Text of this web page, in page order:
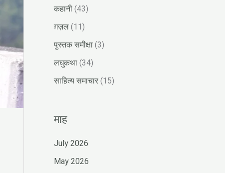
कहानी(43)
ग़ज़ल(11)
पुस्तक समीक्षा(3)
लघुकथा(34)
साहित्य समाचार(15)
माह
July 2026
May 2026